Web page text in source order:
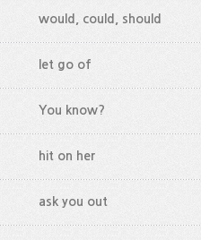
would, could, should
let go of
You know?
hit on her
ask you out